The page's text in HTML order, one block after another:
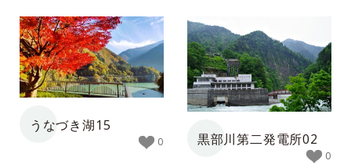
うなづき湖15
0 黒部川第二発電所02
0